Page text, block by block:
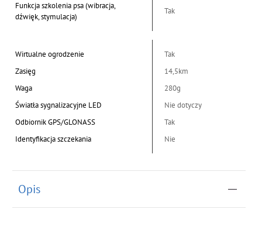
Funkcja szkolenia psa (wibracja,
dźwięk, stymulacja)
Tak
Wirtualne ogrodzenie
Tak
Zasięg
14,5km
Waga
280g
Światła sygnalizacyjne LED
Nie dotyczy
Odbiornik GPS/GLONASS
Tak
Identyfikacja szczekania
Nie
Opis